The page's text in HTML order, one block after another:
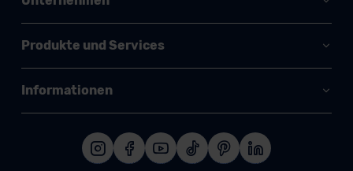
Produkte und Services
Informationen